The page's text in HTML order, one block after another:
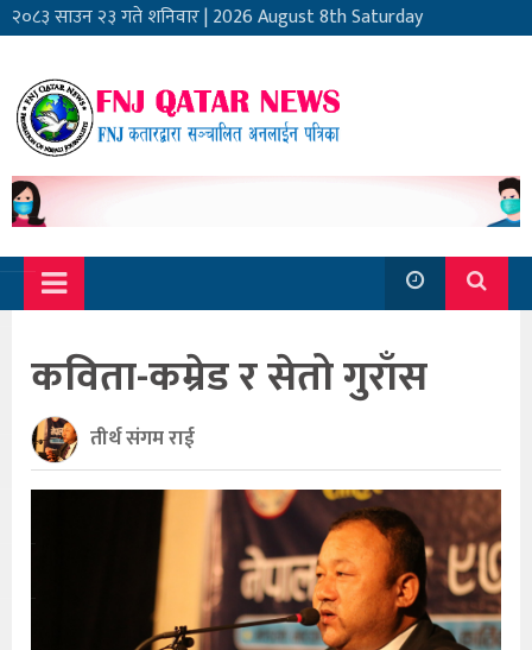
२०८३ साउन २३ गते शनिवार|2026 August 8th Saturday
कविता-कम्रेड र सेतो गुराँस
तीर्थ संगम राई